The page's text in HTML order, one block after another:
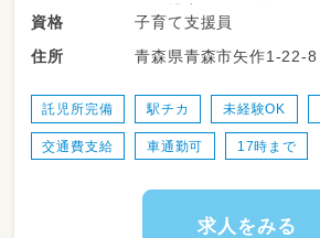
※園児定員：６０名
変更範囲：変更なし
資格
子育て支援員
住所
青森県青森市矢作1-22-8
託児所完備 駅チカ 未経験OK
交通費支給 車通勤可 17時まで
求人をみる